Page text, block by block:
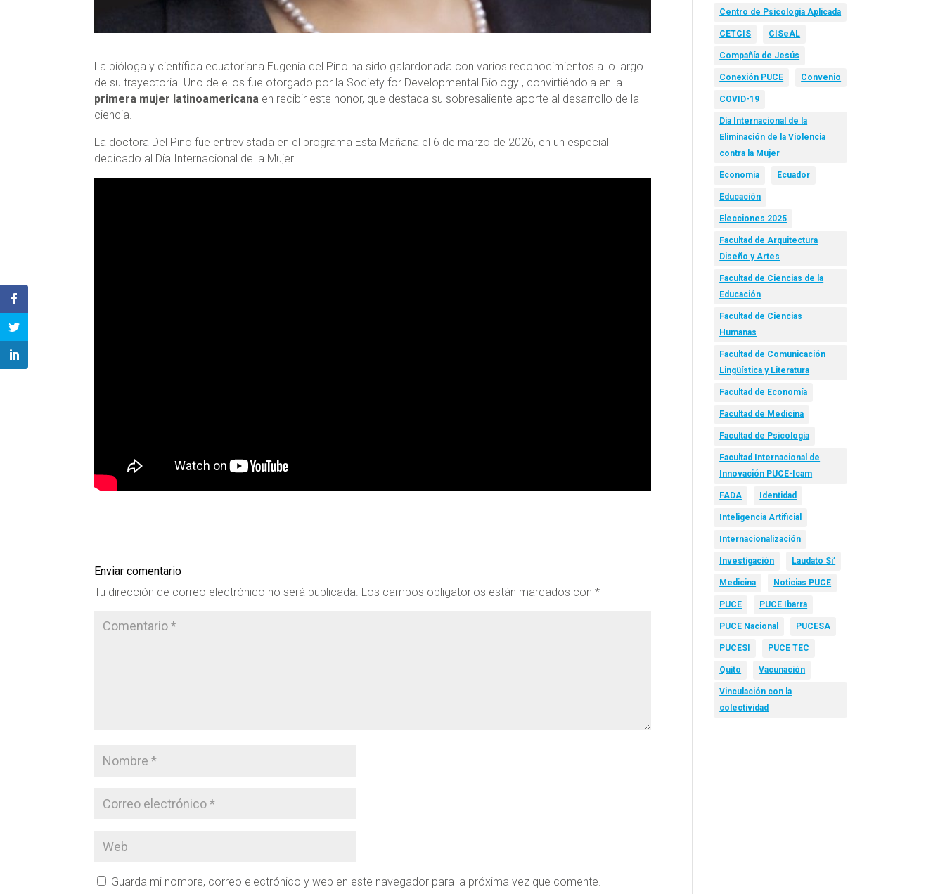
La bióloga y científica ecuatoriana Eugenia del Pino ha sido galardonada con varios reconocimientos a lo largo
de su trayectoria. Uno de ellos fue otorgado por la Society for Developmental Biology , convirtiéndola en la
primera mujer latinoamericana en recibir este honor, que destaca su sobresaliente aporte al desarrollo de la
ciencia.
La doctora Del Pino fue entrevistada en el programa Esta Mañana el 6 de marzo de 2026, en un especial
dedicado al Día Internacional de la Mujer .
Enviar comentario
Tu dirección de correo electrónico no será publicada. Los campos obligatorios están marcados con*
Guarda mi nombre, correo electrónico y web en este navegador para la próxima vez que comente.
Centro de Psicología Aplicada
CETCIS CISeAL
Compañía de Jesús
Conexión PUCE Convenio
COVID-19
Día Internacional de la
Eliminación de la Violencia
contra la Mujer
Economía Ecuador
Educación
Elecciones 2025
Facultad de Arquitectura
Diseño y Artes
Facultad de Ciencias de la
Educación
Facultad de Ciencias
Humanas
Facultad de Comunicación
Lingüística y Literatura
Facultad de Economía
Facultad de Medicina
Facultad de Psicología
Facultad Internacional de
Innovación PUCE-Icam
FADA Identidad
Inteligencia Artificial
Internacionalización
Investigación Laudato Si’
Medicina Noticias PUCE
PUCE PUCE Ibarra
PUCE Nacional PUCESA
PUCESI PUCE TEC
Quito Vacunación
Vinculación con la
colectividad